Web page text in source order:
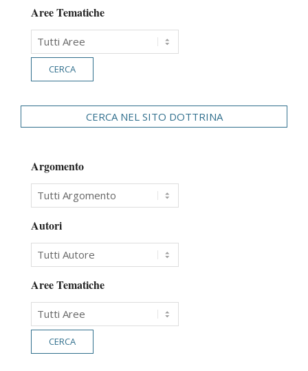
Aree Tematiche
CERCA NEL SITO DOTTRINA
Argomento
Autori
Aree Tematiche